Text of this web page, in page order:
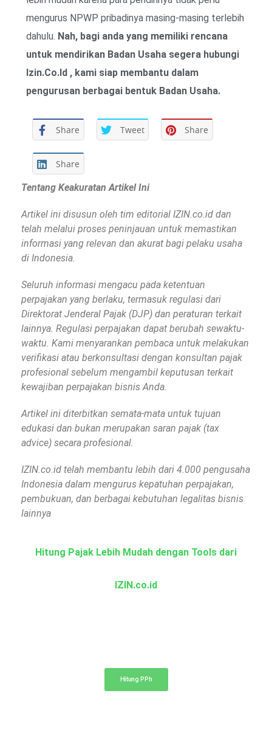
mengurus NPWP pribadinya masing-masing terlebih
dahulu. Nah, bagi anda yang memiliki rencana
untuk mendirikan Badan Usaha segera hubungi
Izin.Co.Id , kami siap membantu dalam
pengurusan berbagai bentuk Badan Usaha.
Share Tweet Share
Share
Tentang Keakuratan Artikel Ini
Artikel ini disusun oleh tim editorial IZIN.co.id dan
telah melalui proses peninjauan untuk memastikan
informasi yang relevan dan akurat bagi pelaku usaha
di Indonesia.
Seluruh informasi mengacu pada ketentuan
perpajakan yang berlaku, termasuk regulasi dari
Direktorat Jenderal Pajak (DJP) dan peraturan terkait
lainnya. Regulasi perpajakan dapat berubah sewaktu-
waktu. Kami menyarankan pembaca untuk melakukan
verifikasi atau berkonsultasi dengan konsultan pajak
profesional sebelum mengambil keputusan terkait
kewajiban perpajakan bisnis Anda.
Artikel ini diterbitkan semata-mata untuk tujuan
edukasi dan bukan merupakan saran pajak (tax
advice) secara profesional.
IZIN.co.id telah membantu lebih dari 4.000 pengusaha
Indonesia dalam mengurus kepatuhan perpajakan,
pembukuan, dan berbagai kebutuhan legalitas bisnis
lainnya
Hitung Pajak Lebih Mudah dengan Tools dari
IZIN.co.id
Hitung PPh